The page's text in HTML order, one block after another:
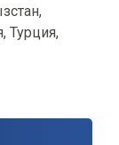
Турция,